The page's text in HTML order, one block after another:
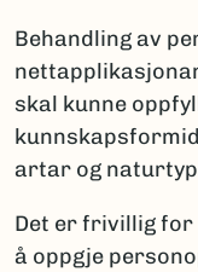
Behandling av
skal kunne
artar og
Det er frivillig
å oppgje